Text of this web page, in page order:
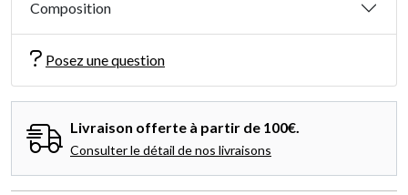
Composition
Posez une question
Livraison offerte à partir de 100€.
Consulter le détail de nos livraisons